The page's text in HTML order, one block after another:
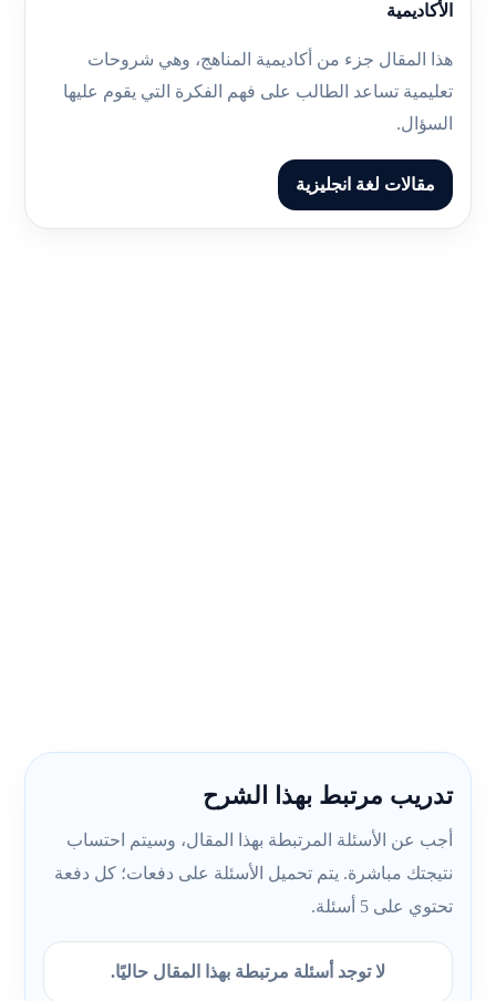
الأكاديمية
هذا المقال جزء من أكاديمية المناهج، وهي شروحات
تعليمية تساعد الطالب على فهم الفكرة التي يقوم عليها
السؤال.
مقالات لغة انجليزية
تدريب مرتبط بهذا الشرح
أجب عن الأسئلة المرتبطة بهذا المقال، وسيتم احتساب
نتيجتك مباشرة. يتم تحميل الأسئلة على دفعات؛ كل دفعة
تحتوي على 5 أسئلة.
لا توجد أسئلة مرتبطة بهذا المقال حاليًا.